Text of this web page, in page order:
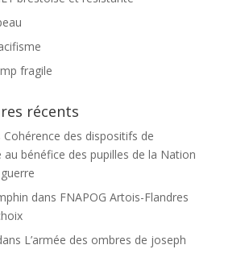
fragile
récents
Cohérence des dispositifs de
au bénéfice des pupilles de la Nation
dans FNAPOG Artois-Flandres
L’armée des ombres de joseph